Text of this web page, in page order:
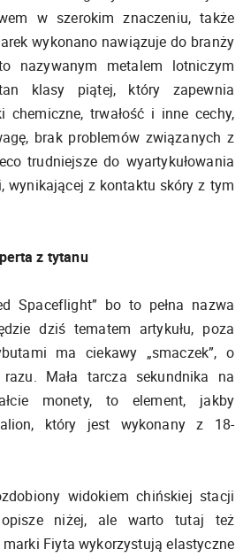
w szerokim znaczeniu, także
wykonano nawiązuje do branży
nazywanym metalem lotniczym
klasy piątej, który zapewnia
chemiczne, trwałość i inne cechy,
brak problemów związanych z
trudniejsze do wyartykułowania
wynikającej z kontaktu skóry z tym
z tytanu
Spaceflight” bo to pełna nazwa
dziś tematem artykułu, poza
ma ciekawy „smaczek”, o
Mała tarcza sekundnika na
monety, to element, jakby
który jest wykonany z 18-
widokiem chińskiej stacji
opisze niżej, ale warto tutaj też
Fiyta wykorzystują elastyczne